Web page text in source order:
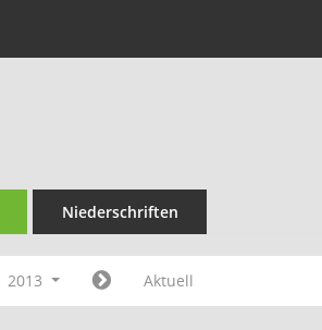
Niederschriften
2013 Aktuell